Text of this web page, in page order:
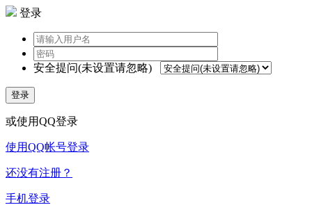
登录
安全提问(未设置请忽略)
登录
或使用QQ登录
使用QQ帐号登录
还没有注册？
手机登录